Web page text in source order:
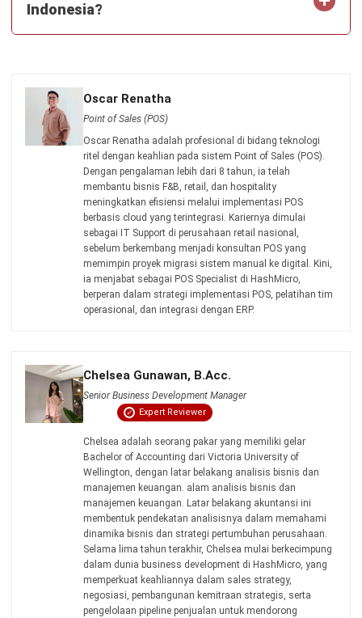
Indonesia?
Oscar Renatha
Point of Sales (POS)
Oscar Renatha adalah profesional di bidang teknologi
ritel dengan keahlian pada sistem Point of Sales (POS).
Dengan pengalaman lebih dari 8 tahun, ia telah
membantu bisnis F&B, retail, dan hospitality
meningkatkan efisiensi melalui implementasi POS
berbasis cloud yang terintegrasi. Kariernya dimulai
sebagai IT Support di perusahaan retail nasional,
sebelum berkembang menjadi konsultan POS yang
memimpin proyek migrasi sistem manual ke digital. Kini,
ia menjabat sebagai POS Specialist di HashMicro,
berperan dalam strategi implementasi POS, pelatihan tim
operasional, dan integrasi dengan ERP.
Chelsea Gunawan, B.Acc.
Senior Business Development Manager
Expert Reviewer
Chelsea adalah seorang pakar yang memiliki gelar
Bachelor of Accounting dari Victoria University of
Wellington, dengan latar belakang analisis bisnis dan
manajemen keuangan. alam analisis bisnis dan
manajemen keuangan. Latar belakang akuntansi ini
membentuk pendekatan analisisnya dalam memahami
dinamika bisnis dan strategi pertumbuhan perusahaan.
Selama lima tahun terakhir, Chelsea mulai berkecimpung
dalam dunia business development di HashMicro, yang
memperkuat keahliannya dalam sales strategy,
negosiasi, pembangunan kemitraan strategis, serta
pengelolaan pipeline penjualan untuk mendorong